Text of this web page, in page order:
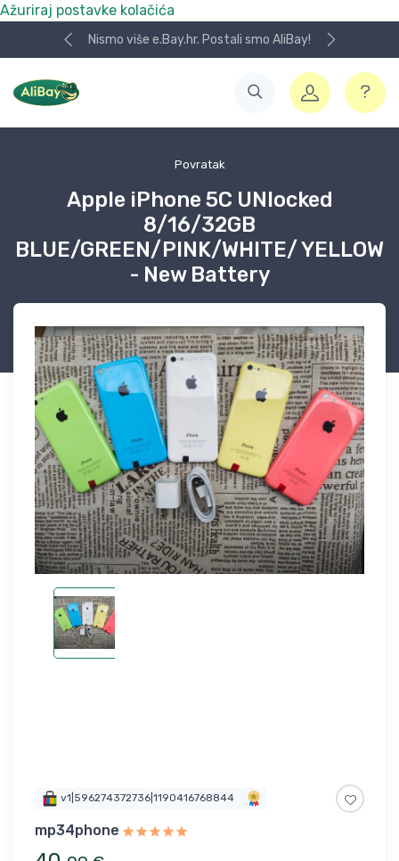
Ažuriraj postavke kolačića
Nismo više e.Bay.hr. Postali smo AliBay!
Povratak
Apple iPhone 5C UNlocked
8/16/32GB
BLUE/GREEN/PINK/WHITE/ YELLOW
- New Battery
v1|596274372736|1190416768844
mp34phone